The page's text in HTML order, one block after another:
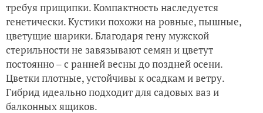
требуя прищипки. Компактность наследуется
генетически. Кустики похожи на ровные, пышные,
цветущие шарики. Благодаря гену мужской
стерильности не завязывают семян и цветут
постоянно – с ранней весны до поздней осени.
Цветки плотные, устойчивы к осадкам и ветру.
Гибрид идеально подходит для садовых ваз и
балконных ящиков.